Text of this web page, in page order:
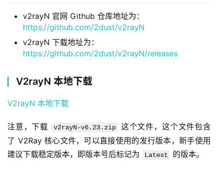
v2rayN 官网 Github 仓库地址为：
https://github.com/2dust/v2rayN
v2rayN 下载地址为：
https://github.com/2dust/v2rayN/releases
V2rayN 本地下载
V2rayN 本地下载
注意，下载 v2rayN-v6.23.zip
这个文件，这个文件包含
了 V2Ray 核心文件，可以直接使用的发行版本，新手使用
建议下载稳定版本，即版本号后标记为
Latest 的版本。